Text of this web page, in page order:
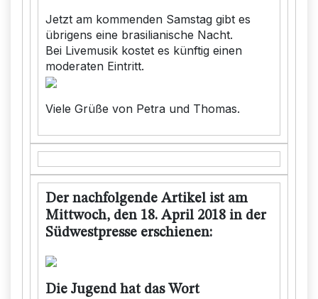
Jetzt am kommenden Samstag gibt es
übrigens eine brasilianische Nacht.
Bei Livemusik kostet es künftig einen
moderaten Eintritt.
Viele Grüße von Petra und Thomas.
Der nachfolgende Artikel ist am
Mittwoch, den 18. April 2018 in der
Südwestpresse erschienen:
Die Jugend hat das Wort